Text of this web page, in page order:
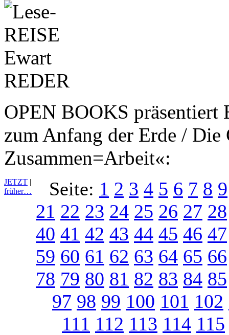
OPEN BOOKS präsentiert
zum Anfang der Erde / Die
Zusammen=Arbeit«:
JETZT |
früher…
Seite: 1 2 3 4 5 6 7 8 9
21 22 23 24 25 26 27 28
40 41 42 43 44 45 46 47
59 60 61 62 63 64 65 66
78 79 80 81 82 83 84 85
97 98 99 100 101 102
111 112 113 114 115